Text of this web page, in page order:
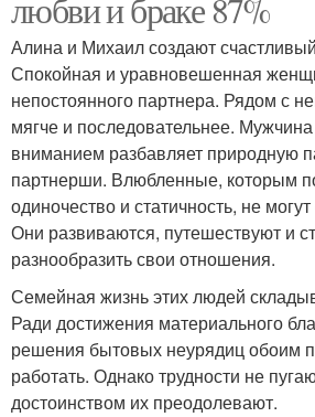
любви и браке 87%
Алина и Михаил создают
Спокойная и уравновешенная
непостоянного партнера. Рядом с
мягче и последовательнее.
вниманием разбавляет природную
партнерши. Влюбленные, которым
одиночество и статичность, не
Они развиваются, путешествуют и
разнообразить свои отношения.
Семейная жизнь этих людей
Ради достижения материального
решения бытовых неурядиц обоим
работать. Однако трудности не
достоинством их преодолевают.